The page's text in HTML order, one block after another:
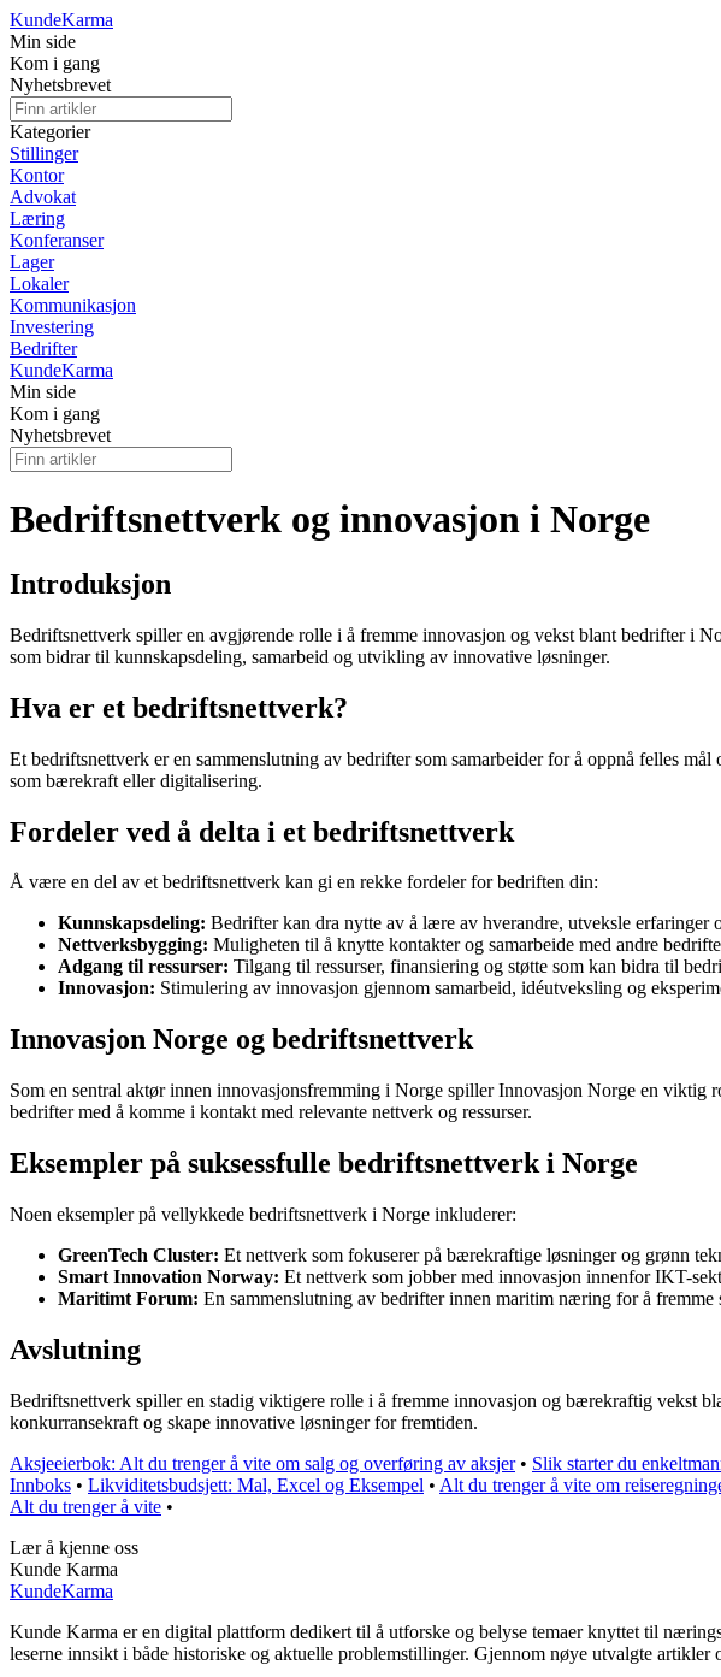
KundeKarma
Min side
Kom i gang
Nyhetsbrevet
Kategorier
Stillinger
Kontor
Advokat
Læring
Konferanser
Lager
Lokaler
Kommunikasjon
Investering
Bedrifter
KundeKarma
Min side
Kom i gang
Nyhetsbrevet
Bedriftsnettverk og innovasjon i Norge
Introduksjon
Bedriftsnettverk spiller en avgjørende rolle i å fremme innovasjon og vekst blant bedrifter i
som bidrar til kunnskapsdeling, samarbeid og utvikling av innovative løsninger.
Hva er et bedriftsnettverk?
Et bedriftsnettverk er en sammenslutning av bedrifter som samarbeider for å oppnå felles
som bærekraft eller digitalisering.
Fordeler ved å delta i et bedriftsnettverk
Å være en del av et bedriftsnettverk kan gi en rekke fordeler for bedriften din:
Kunnskapsdeling: Bedrifter kan dra nytte av å lære av hverandre, utveksle erfaringer
Nettverksbygging: Muligheten til å knytte kontakter og samarbeide med andre
Adgang til ressurser: Tilgang til ressurser, finansiering og støtte som kan bidra til
Innovasjon: Stimulering av innovasjon gjennom samarbeid, idéutveksling og
Innovasjon Norge og bedriftsnettverk
Som en sentral aktør innen innovasjonsfremming i Norge spiller Innovasjon Norge en
bedrifter med å komme i kontakt med relevante nettverk og ressurser.
Eksempler på suksessfulle bedriftsnettverk i Norge
Noen eksempler på vellykkede bedriftsnettverk i Norge inkluderer:
GreenTech Cluster: Et nettverk som fokuserer på bærekraftige løsninger og grønn
Smart Innovation Norway: Et nettverk som jobber med innovasjon innenfor IKT-
Maritimt Forum: En sammenslutning av bedrifter innen maritim næring for å fremme
Avslutning
Bedriftsnettverk spiller en stadig viktigere rolle i å fremme innovasjon og bærekraftig vekst
konkurransekraft og skape innovative løsninger for fremtiden.
Aksjeeierbok: Alt du trenger å vite om salg og overføring av aksjer• Slik starter du
Innboks • Likviditetsbudsjett: Mal, Excel og Eksempel • Alt du trenger å vite om
Alt du trenger å vite •
Lær å kjenne oss
Kunde Karma
KundeKarma
Kunde Karma er en digital plattform dedikert til å utforske og belyse temaer knyttet til
leserne innsikt i både historiske og aktuelle problemstillinger. Gjennom nøye utvalgte